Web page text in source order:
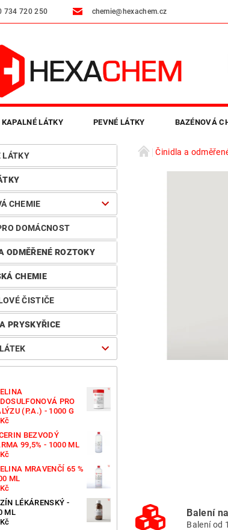
734 720 250 chemie@hexachem.cz
KAPALNÉ LÁTKY PEVNÉ LÁTKY BAZÉNOVÁ
CHEMIE PRŮMYSLOVÉ ČISTIČE LEPIDLA
LÁTKY
CHEMIE
DOMÁCNOST
ODMĚŘENÉ ROZTOKY
CHEMIE
ČISTIČE
PRYSKYŘICE
PRO
(P.A.) - 1000 G
BEZVODÝ
99,5% - 1000 ML
MRAVENČÍ 65 %
ML
LÉKÁRENSKÝ -
ML
Činidla a
Balení
Balení od